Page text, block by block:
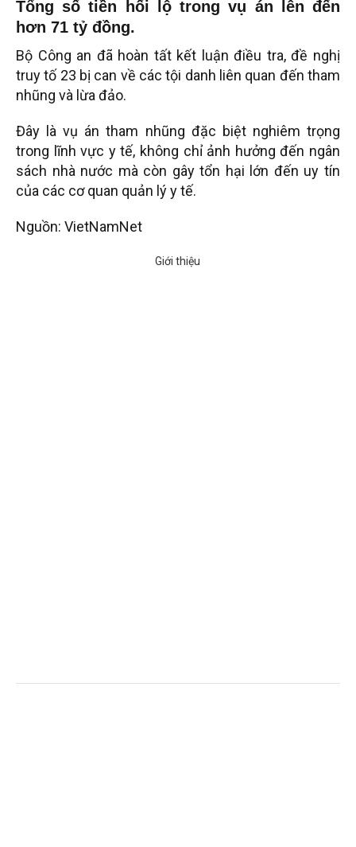
Tổng số tiền hối lộ trong vụ án lên đến
hơn 71 tỷ đồng.
Bộ Công an đã hoàn tất kết luận điều tra, đề nghị
truy tố 23 bị can về các tội danh liên quan đến tham
nhũng và lừa đảo.
Đây là vụ án tham nhũng đặc biệt nghiêm trọng
trong lĩnh vực y tế, không chỉ ảnh hưởng đến ngân
sách nhà nước mà còn gây tổn hại lớn đến uy tín
của các cơ quan quản lý y tế.
Nguồn: VietNamNet